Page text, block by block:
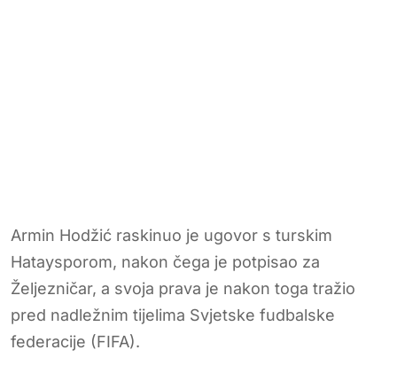
Armin Hodžić raskinuo je ugovor s turskim
Hataysporom, nakon čega je potpisao za
Željezničar, a svoja prava je nakon toga tražio
pred nadležnim tijelima Svjetske fudbalske
federacije (FIFA).